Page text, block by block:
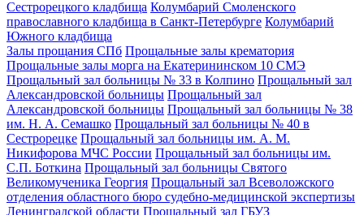
Сестрорецкого кладбища Колумбарий Смоленского
православного кладбища в Санкт-Петербурге Колумбарий
Южного кладбища
Залы прощания СПб Прощальные залы крематория
Прощальные залы морга на Екатерининском 10 СМЭ
Прощальный зал больницы № 33 в Колпино Прощальный зал
Александровской больницы Прощальный зал
Александровской больницы Прощальный зал больницы № 38
им. Н. А. Семашко Прощальный зал больницы № 40 в
Сестрорецке Прощальный зал больницы им. А. М.
Никифорова МЧС России Прощальный зал больницы им.
С.П. Боткина Прощальный зал больницы Святого
Великомученика Георгия Прощальный зал Всеволожского
отделения областного бюро судебно-медицинской экспертизы
Ленинградской области Прощальный зал ГБУЗ